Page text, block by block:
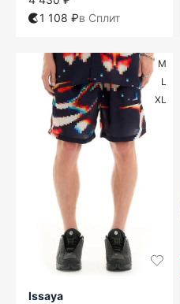
1 108 ₽в Сплит
M
L
XL
Issaya